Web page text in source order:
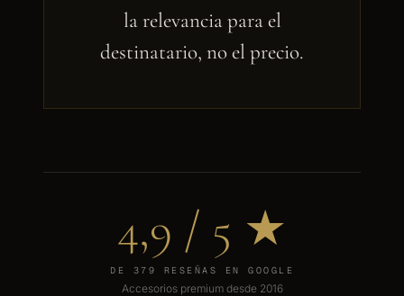
la relevancia para el
destinatario, no el precio.
4,9 / 5 ★
DE 379 RESEÑAS EN GOOGLE
Accesorios premium desde 2016